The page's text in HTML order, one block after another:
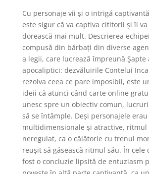
Cu personaje vii și o intrigă
este sigur că va captiva cititorii și îi va
dorească mai mult. Descrierea
compusă din bărbați din diverse
a legii, care lucrează împreună Şapte
apocaliptici: dezvăluirile Contelui
rezolva ceea ce pare imposibil, este
ideii că atunci când carte online
unesc spre un obiectiv comun,
să se întâmple. Deși personajele erau
multidimensionale și atractive, ritmul
neregulat, ca o călătorie cu trenul
reușit să găsească ritmul său. În cele
fost o concluzie lipsită de entuziasm